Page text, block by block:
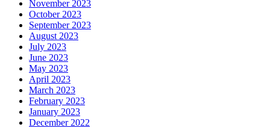
November 2023
October 2023
September 2023
August 2023
July 2023
June 2023
May 2023
April 2023
March 2023
February 2023
January 2023
December 2022